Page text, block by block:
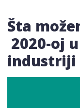
Šta
2020-oj
industriji